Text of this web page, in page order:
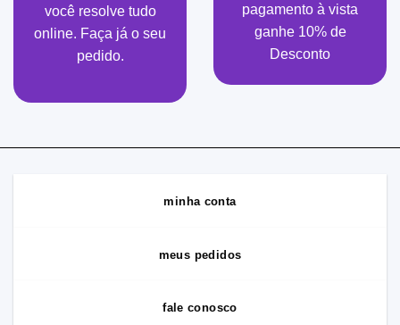
você resolve tudo
online. Faça já o seu
pedido.
pagamento à vista
ganhe 10% de
Desconto
minha conta
meus pedidos
fale conosco